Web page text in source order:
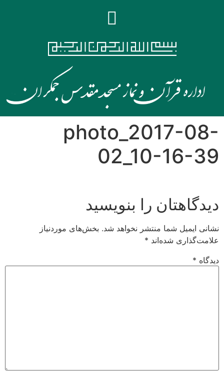
photo_2017-08-
02_10-16-39
دیدگاهتان را بنویسید
نشانی ایمیل شما منتشر نخواهد شد. بخش‌های موردنیاز
علامت‌گذاری شده‌اند *
دیدگاه *